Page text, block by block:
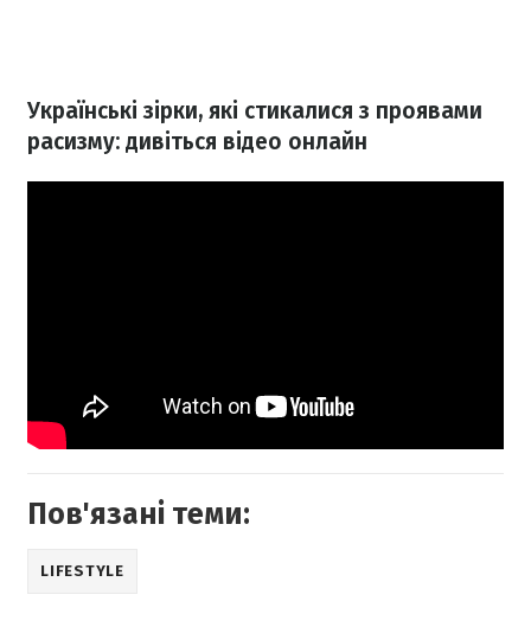
Українські зірки, які стикалися з проявами
расизму: дивіться відео онлайн
Пов'язані теми:
LIFESTYLE